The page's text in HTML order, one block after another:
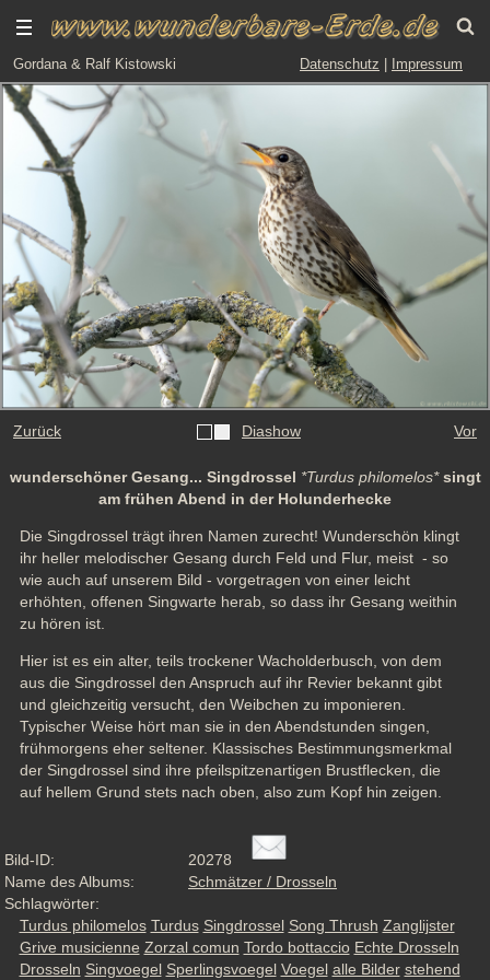
Gordana & Ralf Kistowski Datenschutz Impressum
Zurück Diashow Vor
wunderschöner Gesang... Singdrossel *Turdus philomelos*singt
am frühen Abend in der Holunderhecke
Die Singdrossel trägt ihren Namen zurecht! Wunderschön klingt
ihr heller melodischer Gesang durch Feld und Flur, meist  - so
wie auch auf unserem Bild - vorgetragen von einer leicht
erhöhten, offenen Singwarte herab, so dass ihr Gesang weithin
zu hören ist.
Hier ist es ein alter, teils trockener Wacholderbusch, von dem
aus die Singdrossel den Anspruch auf ihr Revier bekannt gibt
und gleichzeitig versucht, den Weibchen zu imponieren.
Typischer Weise hört man sie in den Abendstunden singen,
frühmorgens eher seltener. Klassisches Bestimmungsmerkmal
der Singdrossel sind ihre pfeilspitzenartigen Brustflecken, die
auf hellem Grund stets nach oben, also zum Kopf hin zeigen.
Bild-ID:
20278
Name des Albums:
Schmätzer / Drosseln
Schlagwörter:
Turdus philomelos Turdus Singdrossel Song Thrush Zanglijster
Grive musicienne Zorzal comun Tordo bottaccio Echte Drosseln
Drosseln Singvoegel Sperlingsvoegel Voegel alle Bilder stehend